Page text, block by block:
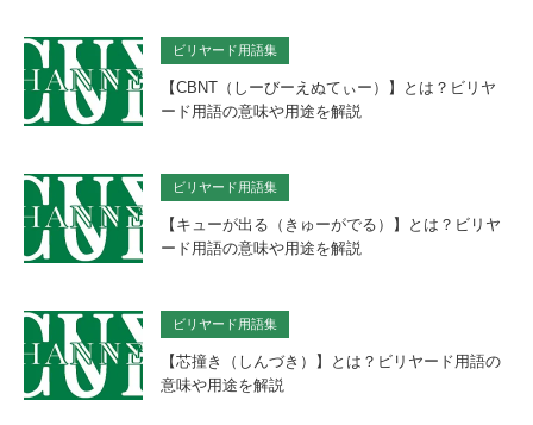
ビリヤード用語集
【CBNT（しーびーえぬてぃー）】とは？ビリヤ
ード用語の意味や用途を解説
ビリヤード用語集
【キューが出る（きゅーがでる）】とは？ビリヤ
ード用語の意味や用途を解説
ビリヤード用語集
【芯撞き（しんづき）】とは？ビリヤード用語の
意味や用途を解説